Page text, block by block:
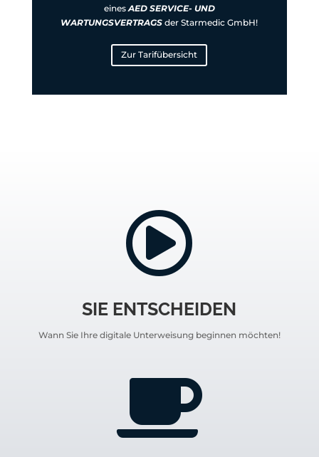
eines AED SERVICE- UND
WARTUNGSVERTRAGS der Starmedic GmbH!
Zur Tarifübersicht

SIE ENTSCHEIDEN
Wann Sie Ihre digitale Unterweisung beginnen möchten!
